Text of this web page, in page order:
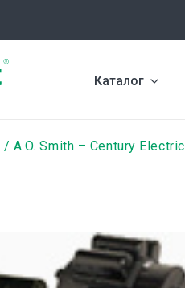
Каталог
A.O. Smith – Century Electric